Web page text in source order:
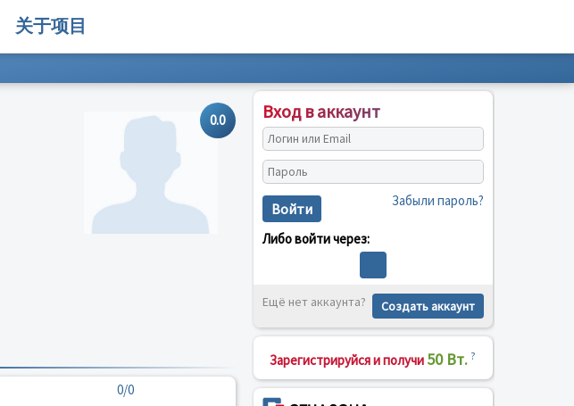
关于项目
0.0
0/0
Вход в аккаунт
Войти Забыли пароль?
Либо войти через:
Ещё нет аккаунта? Создать аккаунт
Зарегистрируйся и получи 50 Вт. ?